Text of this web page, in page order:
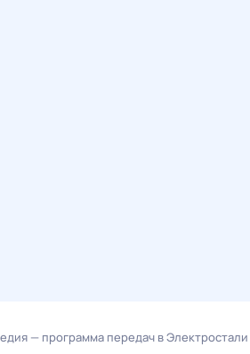
— программа передач в Электростали